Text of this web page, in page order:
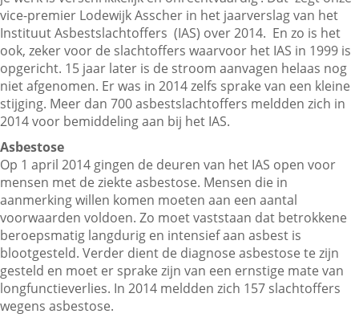
Contactgegevens
Zoeken
vice-premier Lodewijk Asscher in het jaarverslag van het
Instituut Asbestslachtoffers (IAS) over 2014. En zo is het
ook, zeker voor de slachtoffers waarvoor het IAS in 1999 is
opgericht. 15 jaar later is de stroom aanvagen helaas nog
niet afgenomen. Er was in 2014 zelfs sprake van een kleine
stijging. Meer dan 700 asbestslachtoffers meldden zich in
2014 voor bemiddeling aan bij het IAS.
Asbestose
Op 1 april 2014 gingen de deuren van het IAS open voor
mensen met de ziekte asbestose. Mensen die in
aanmerking willen komen moeten aan een aantal
voorwaarden voldoen. Zo moet vaststaan dat betrokkene
beroepsmatig langdurig en intensief aan asbest is
blootgesteld. Verder dient de diagnose asbestose te zijn
gesteld en moet er sprake zijn van een ernstige mate van
longfunctieverlies. In 2014 meldden zich 157 slachtoffers
wegens asbestose.